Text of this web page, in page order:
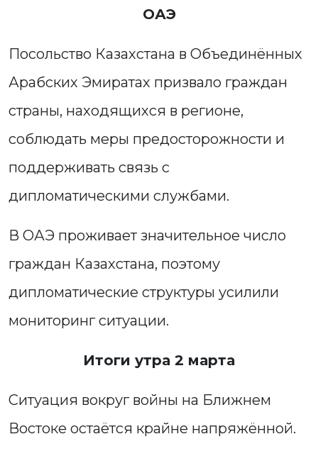
ОАЭ
Посольство Казахстана в Объединённых
Арабских Эмиратах призвало граждан
страны, находящихся в регионе,
соблюдать меры предосторожности и
поддерживать связь с
дипломатическими службами.
В ОАЭ проживает значительное число
граждан Казахстана, поэтому
дипломатические структуры усилили
мониторинг ситуации.
Итоги утра 2 марта
Ситуация вокруг войны на Ближнем
Востоке остаётся крайне напряжённой.